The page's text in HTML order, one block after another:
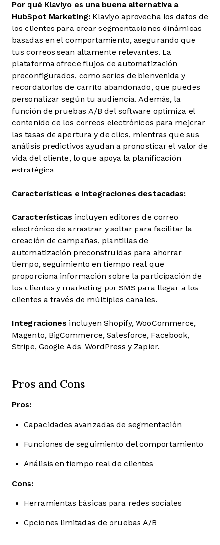
Por qué Klaviyo es una buena alternativa a
HubSpot Marketing:Klaviyo aprovecha los datos de
los clientes para crear segmentaciones dinámicas
basadas en el comportamiento, asegurando que
tus correos sean altamente relevantes. La
plataforma ofrece flujos de automatización
preconfigurados, como series de bienvenida y
recordatorios de carrito abandonado, que puedes
personalizar según tu audiencia. Además, la
función de pruebas A/B del software optimiza el
contenido de los correos electrónicos para mejorar
las tasas de apertura y de clics, mientras que sus
análisis predictivos ayudan a pronosticar el valor de
vida del cliente, lo que apoya la planificación
estratégica.
Características e integraciones destacadas:
Características incluyen editores de correo
electrónico de arrastrar y soltar para facilitar la
creación de campañas, plantillas de
automatización preconstruidas para ahorrar
tiempo, seguimiento en tiempo real que
proporciona información sobre la participación de
los clientes y marketing por SMS para llegar a los
clientes a través de múltiples canales.
Integraciones incluyen Shopify, WooCommerce,
Magento, BigCommerce, Salesforce, Facebook,
Stripe, Google Ads, WordPress y Zapier.
Pros and Cons
Pros:
Capacidades avanzadas de segmentación
Funciones de seguimiento del comportamiento
Análisis en tiempo real de clientes
Cons:
Herramientas básicas para redes sociales
Opciones limitadas de pruebas A/B